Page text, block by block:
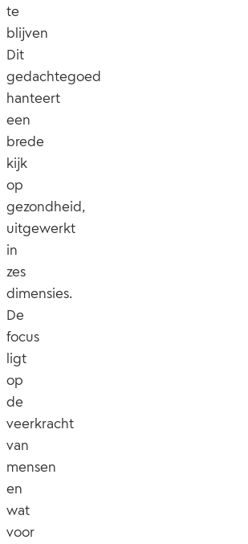
te
blijven
Dit
gedachtegoed
hanteert
een
brede
kijk
op
gezondheid,
uitgewerkt
in
zes
dimensies.
De
focus
ligt
op
de
veerkracht
van
mensen
en
wat
voor